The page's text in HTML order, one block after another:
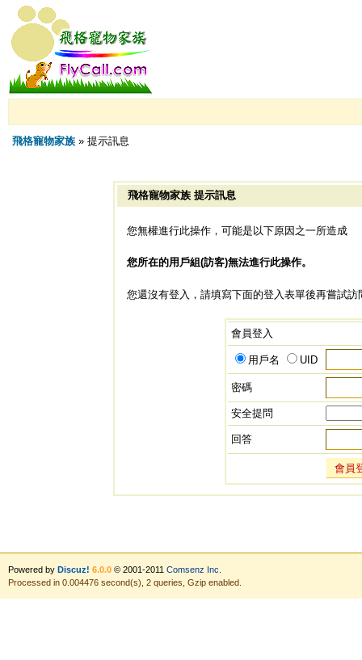
飛格寵物家族» 提示訊息
飛格寵物家族 提示訊息
您無權進行此操作，可能是以下原因之一所造成
您所在的用戶組(訪客)無法進行此操作。
您還沒有登入，請填寫下面的登入表單後再嘗試訪
會員登入
用戶名 UID
密碼
安全提問
回答
會員
Powered by Discuz! 6.0.0© 2001-2011 Comsenz Inc.
Processed in 0.004476 second(s), 2 queries, Gzip enabled.